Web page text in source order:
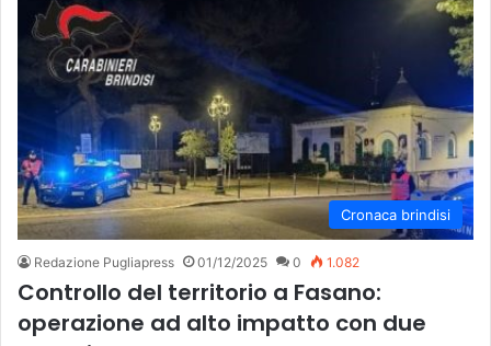
Cronaca brindisi
Redazione Pugliapress 01/12/2025 0 1.082
Controllo del territorio a Fasano:
operazione ad alto impatto con due